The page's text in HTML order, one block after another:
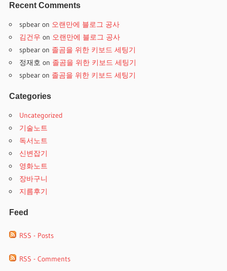
Recent Comments
spbear on 오랜만에 블로그 공사
김건우 on 오랜만에 블로그 공사
spbear on 졸곰을 위한 키보드 세팅기
정재호 on 졸곰을 위한 키보드 세팅기
spbear on 졸곰을 위한 키보드 세팅기
Categories
Uncategorized
기술노트
독서노트
신변잡기
영화노트
장바구니
지름후기
Feed
RSS - Posts
RSS - Comments